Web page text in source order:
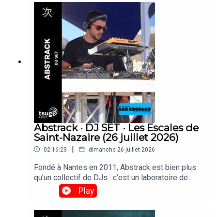
María Manuela, originaire de Colombie, on fait
leurs toute première apparition à Paris et sont
passées faire un set derrière les platines de
Tsugi Radio.
Abstrack · DJ SET · Les Escales de
Saint-Nazaire (26 juillet 2026)
02:16:23 | dimanche 26 juillet 2026
Fondé à Nantes en 2011, Abstrack est bien plus
qu’un collectif de DJs : c’est un laboratoire de
création qui explore la fête comme une œuvre
d’art totale. Musique, scénographie et graphisme
y convergent pour transformer chaque événement
Play